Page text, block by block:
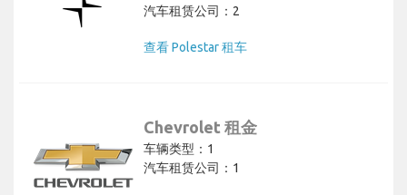
汽车租赁公司：2
查看 Polestar 租车
Chevrolet 租金
车辆类型：1
汽车租赁公司：1